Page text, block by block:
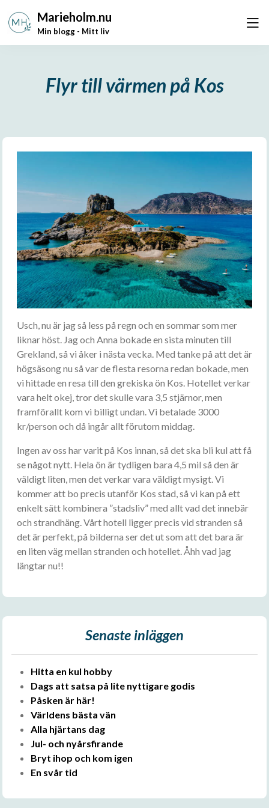
Marieholm.nu
Min blogg - Mitt liv
Flyr till värmen på Kos
Usch, nu är jag så less på regn och en sommar som mer
liknar höst. Jag och Anna bokade en sista minuten till
Grekland, så vi åker i nästa vecka. Med tanke på att det är
högsäsong nu så var de flesta resorna redan bokade, men
vi hittade en resa till den grekiska ön Kos. Hotellet verkar
vara helt okej, tror det skulle vara 3,5 stjärnor, men
framförallt kom vi billigt undan. Vi betalade 3000
kr/person och då ingår allt förutom middag.
Ingen av oss har varit på Kos innan, så det ska bli kul att få
se något nytt. Hela ön är tydligen bara 4,5 mil så den är
väldigt liten, men det verkar vara väldigt mysigt. Vi
kommer att bo precis utanför Kos stad, så vi kan på ett
enkelt sätt kombinera ”stadsliv” med allt vad det innebär
och strandhäng. Vårt hotell ligger precis vid stranden så
det är perfekt, på bilderna ser det ut som att det bara är
en liten väg mellan stranden och hotellet. Åhh vad jag
längtar nu!!
Senaste inläggen
Hitta en kul hobby
Dags att satsa på lite nyttigare godis
Påsken är här!
Världens bästa vän
Alla hjärtans dag
Jul- och nyårsfirande
Bryt ihop och kom igen
En svår tid